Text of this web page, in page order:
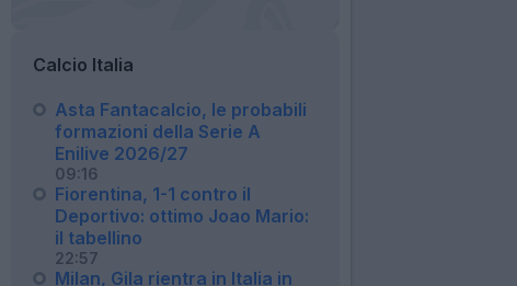
Calcio Italia
Asta Fantacalcio, le probabili
formazioni della Serie A
Enilive 2026/27
09:16
Fiorentina, 1-1 contro il
Deportivo: ottimo Joao Mario:
il tabellino
22:57
Milan, Gila rientra in Italia in